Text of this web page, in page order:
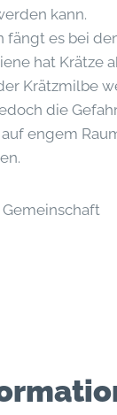
kann.
fängt es bei
hat Krätze
Krätzmilbe
die
engem